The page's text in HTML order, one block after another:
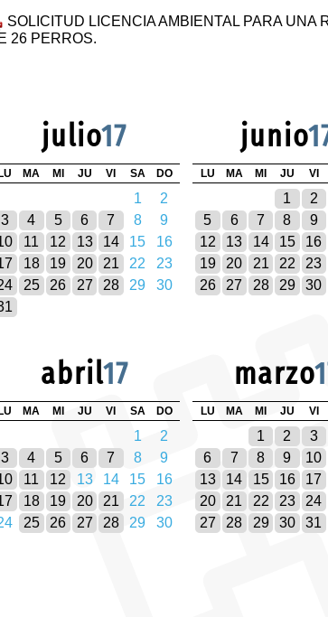
SOLICITUD LICENCIA AMBIENTAL PARA UNA
26 PERROS.
julio17
MA MI JU VI SA DO
1
2
3
4 5 6 7 8
9
11 12 13 14 15
16
18 19 20 21 22
23
25 26 27 28 29
30
junio
LU MA MI JU VI
1 2
5
6 7 8 9
12
13 14 15 16
19
20 21 22 23
26
27 28 29 30
abril17
LU MA MI JU VI SA DO
1
2
3
4 5 6 7 8
9
11 12 13 14 15
16
18 19 20 21 22
23
25 26 27 28 29 30
marzo
LU MA MI JU VI
1 2 3
6
7 8 9 10
13
14 15 16 17
20
21 22 23 24
27
28 29 30 31